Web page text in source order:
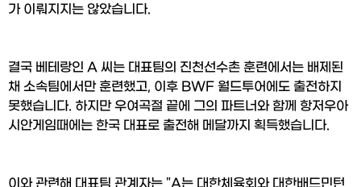
가 이뤄지지는 않았습니다.
결국 베테랑인 A 씨는 대표팀의 진천선수촌 훈련에서는 배제된
채 소속팀에서만 훈련했고, 이후 BWF 월드투어에도 출전하지
못했습니다. 하지만 우여곡절 끝에 그의 파트너와 함께 항저우아
시안게임때에는 한국 대표로 출전해 메달까지 획득했습니다.
이와 관련해 대표팀 관계자는 "A는 대한체육회와 대한배드민턴